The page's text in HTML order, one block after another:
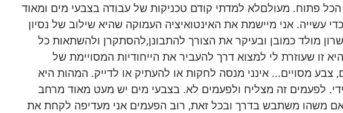
פתוח. מעולםלא למדתי קודם טכניקות של עבודה בצבעי מים ומאוד
עשייה. אני מיישמת את האינטואיציה העמוקה שהיא שילוב של נסיון
מולד כמובן ובעיקר את הצורך להתבונן,להסתקרן ולהשתאות כל
זו שעוזרת לי למצוא דרך להעביר את הייחודיות המסויימת של
צבע מסויים... אינני מנסה לחקות או להעתיק או לדייק. המהות היא
לפעמים זה מצליח ולפעמים לא. בצבעי מים יש מעט מאוד מרחב
משהו משתבש בדרך ובכל זאת, רוב הפעמים אני מעדיפה לקחת את